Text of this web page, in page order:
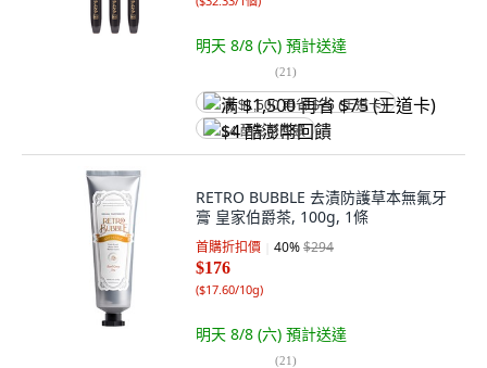
明天 8/8 (六) 預計送達
(21)
满 $1,500 再省 $75 (王道卡)
$4 酷澎幣回饋
RETRO BUBBLE 去漬防護草本無氟牙
膏 皇家伯爵茶, 100g, 1條
首購折扣價 40%$294
$176
($17.60/10g)
明天 8/8 (六) 預計送達
(21)